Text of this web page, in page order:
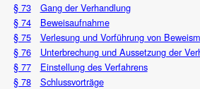
§ 73
Gang der Verhandlung
§ 74
Beweisaufnahme
§ 75
Verlesung und Vorführung von
§ 76
Unterbrechung und Aussetzung der
§ 77
Einstellung des Verfahrens
§ 78
Schlussvorträge